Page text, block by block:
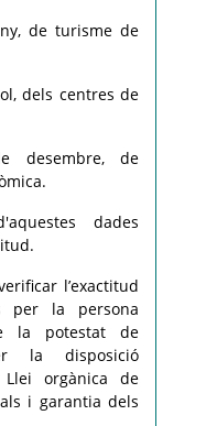
de turisme de
dels centres de
desembre, de
dades
l’exactitud
per la persona
la potestat de
la disposició
orgànica de
i garantia dels